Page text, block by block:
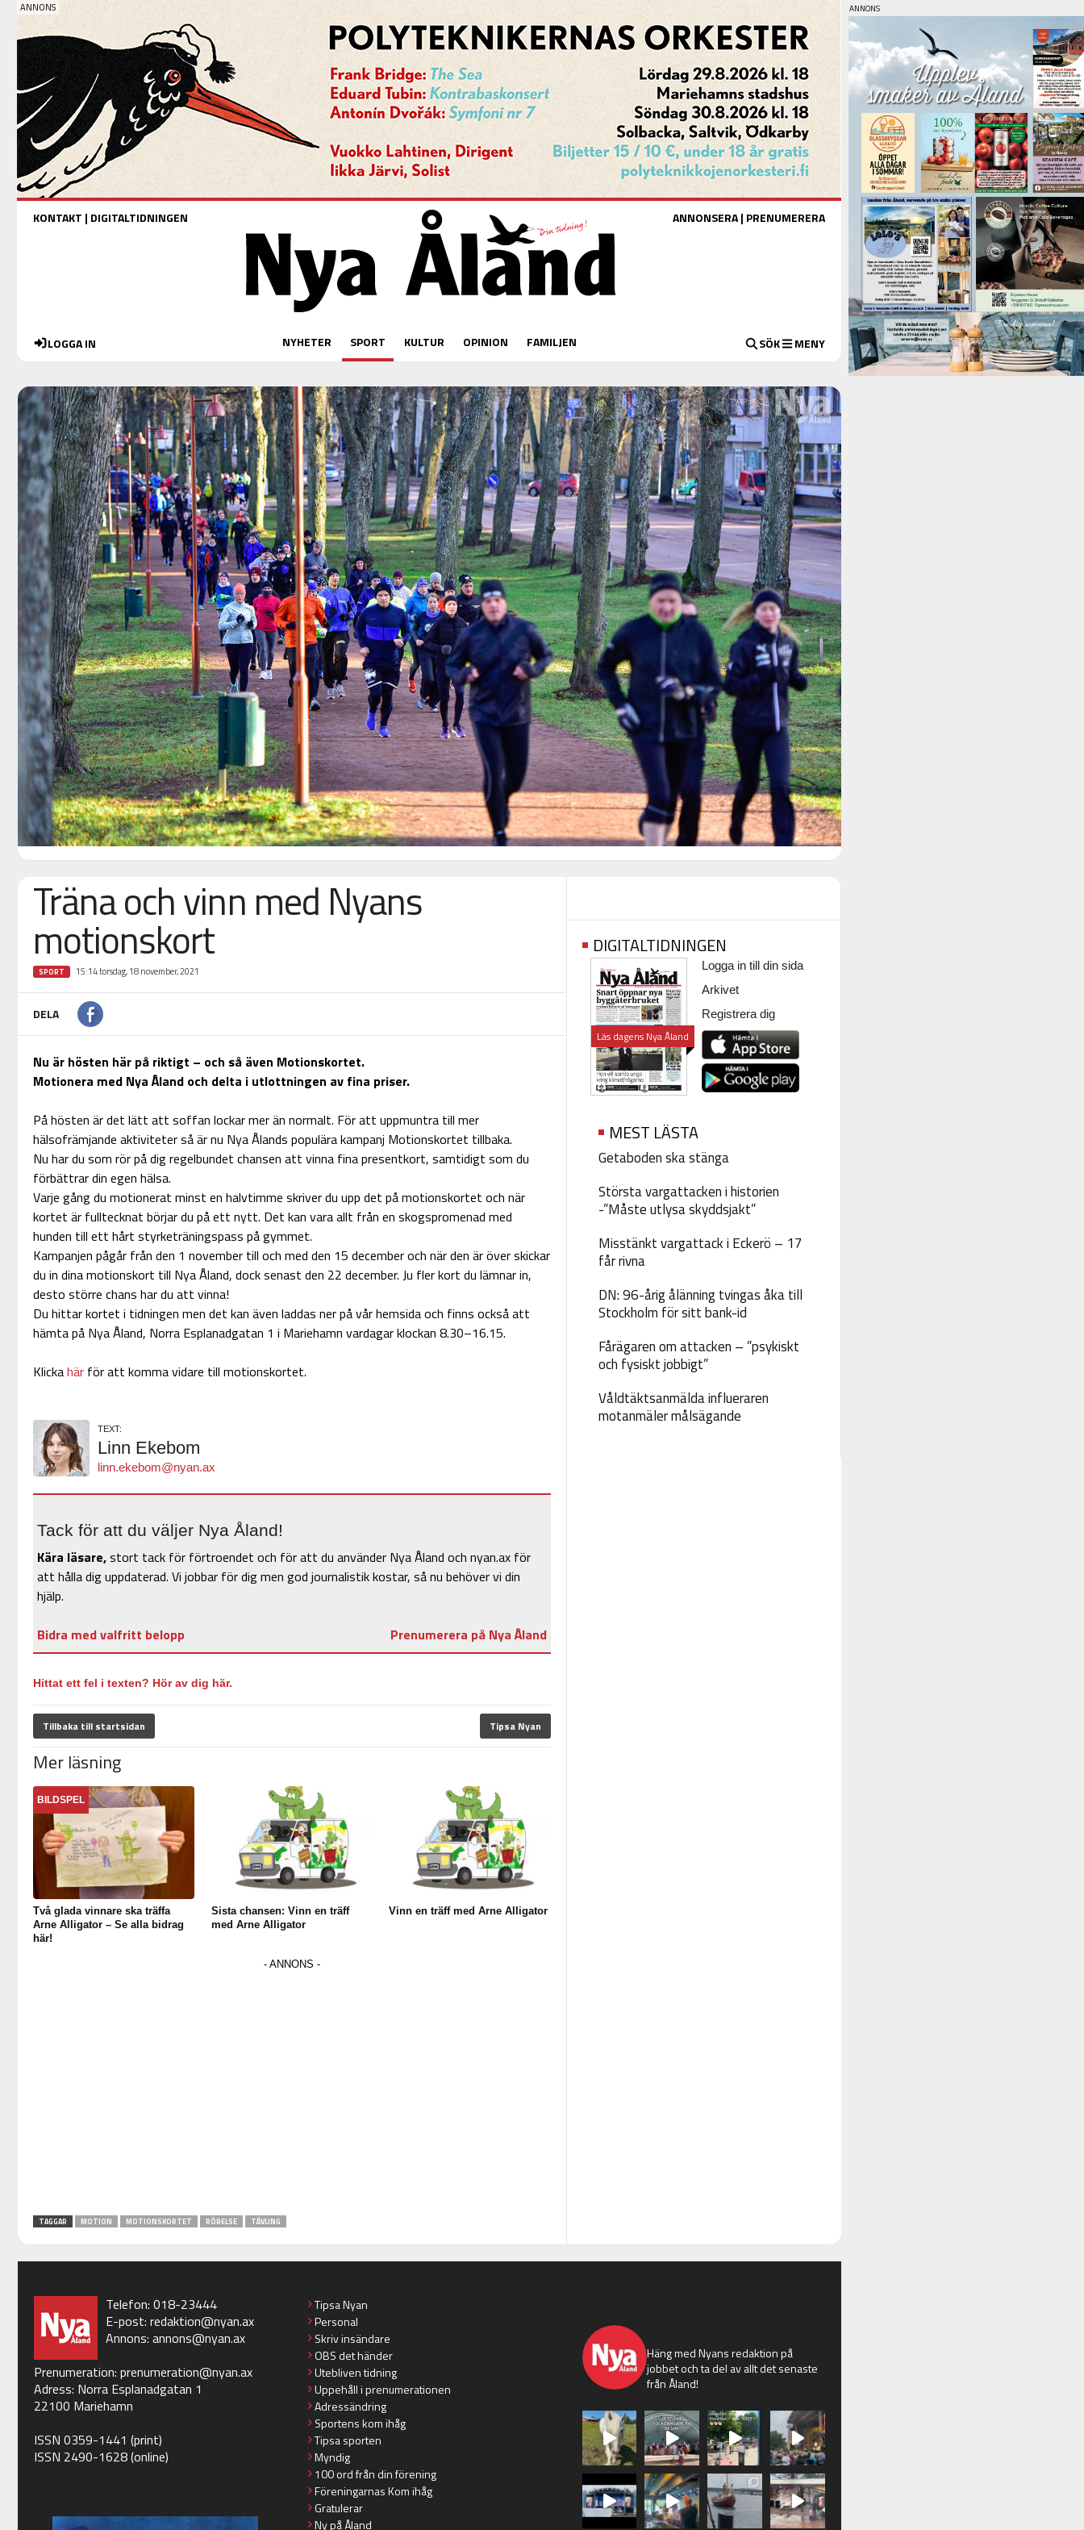
KONTAKT | DIGITALTIDNINGEN ANNONSERA| PRENUMERERA
LOGGA IN NYHETER SPORT KULTUR OPINION FAMILJEN SÖK MENY
Träna och vinn med Nyans
motionskort
SPORT 15:14 torsdag, 18 november, 2021
DELA
Nu är hösten här på riktigt – och så även Motionskortet.
Motionera med Nya Åland och delta i utlottningen av fina priser.
På hösten är det lätt att soffan lockar mer än normalt. För att uppmuntra till mer
hälsofrämjande aktiviteter så är nu Nya Ålands populära kampanj Motionskortet tillbaka.
Nu har du som rör på dig regelbundet chansen att vinna fina presentkort, samtidigt som du
förbättrar din egen hälsa.
Varje gång du motionerat minst en halvtimme skriver du upp det på motionskortet och när
kortet är fulltecknat börjar du på ett nytt. Det kan vara allt från en skogspromenad med
hunden till ett hårt styrketräningspass på gymmet.
Kampanjen pågår från den 1 november till och med den 15 december och när den är över skickar
du in dina motionskort till Nya Åland, dock senast den 22 december. Ju fler kort du lämnar in,
desto större chans har du att vinna!
Du hittar kortet i tidningen men det kan även laddas ner på vår hemsida och finns också att
hämta på Nya Åland, Norra Esplanadgatan 1 i Mariehamn vardagar klockan 8.30–16.15.
Klickahärför att komma vidare till motionskortet.
TEXT:
Linn Ekebom
linn.ekebom@nyan.ax
Tack för att du väljer Nya Åland!
Kära läsare,stort tack för förtroendet och för att du använder Nya Åland och nyan.ax för
att hålla dig uppdaterad. Vi jobbar för dig men god journalistik kostar, så nu behöver vi din
hjälp.
Bidra med valfritt belopp
Prenumerera på Nya Åland
Hittat ett fel i texten? Hör av dig här.
Tillbaka till startsidan Tipsa Nyan
Mer läsning
BILDSPEL
Två glada vinnare ska träffa
Arne Alligator – Se alla bidrag
här!
Sista chansen: Vinn en träff
med Arne Alligator
Vinn en träff med Arne Alligator
TAGGAR MOTION MOTIONSKORTET RÖRELSE TÄVLING
DIGITALTIDNINGEN
Läs dagens Nya Åland
Logga in till din sida
Arkivet
Registrera dig
MEST LÄSTA
Getaboden ska stänga
Största vargattacken i historien
-”Måste utlysa skyddsjakt”
Misstänkt vargattack i Eckerö – 17
får rivna
DN: 96-årig ålänning tvingas åka till
Stockholm för sitt bank-id
Fårägaren om attacken – ”psykiskt
och fysiskt jobbigt”
Våldtäktsanmälda influeraren
motanmäler målsägande
Telefon: 018-23444
E-post: redaktion@nyan.ax
Annons: annons@nyan.ax
Prenumeration: prenumeration@nyan.ax
Adress: Norra Esplanadgatan 1
22100 Mariehamn
ISSN 0359-1441 (print)
ISSN 2490-1628 (online)
Tipsa Nyan
Personal
Skriv insändare
OBS det händer
Utebliven tidning
Uppehåll i prenumerationen
Adressändring
Sportens kom ihåg
Tipsa sporten
Myndig
100 ord från din förening
Föreningarnas Kom ihåg
Gratulerar
Ny på Åland
Häng med Nyans redaktion på
jobbet och ta del av allt det senaste
från Åland!